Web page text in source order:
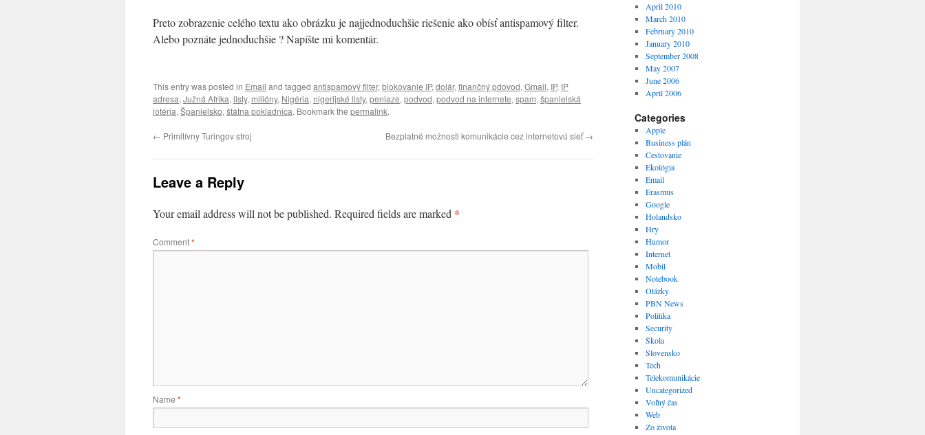
Preto zobrazenie celého textu ako obrázku je najjednoduchšie riešenie ako obísť antispamový filter.
Alebo poznáte jednoduchšie ? Napíšte mi komentár.
This entry was posted in Email and tagged antispamový filter, blokovanie IP, dolár, finančný pdovod, Gmail, IP, IP
adresa, Južná Afrika, listy, milióny, Nigéria, nigerijské listy, peniaze, podvod, podvod na internete, spam, španielská
lotéria, Španielsko, štátna pokladnica. Bookmark the permalink.
← Primitívny Turingov stroj Bezplatné možnosti komunikácie cez internetovú sieť→
Leave a Reply
Your email address will not be published. Required fields are marked *
Comment*
Name *
April 2010
March 2010
February 2010
January 2010
September 2008
May 2007
June 2006
April 2006
Categories
Apple
Business plán
Cestovanie
Ekológia
Email
Erasmus
Google
Holandsko
Hry
Humor
Internet
Mobil
Notebook
Otázky
PBN News
Politika
Security
Škola
Slovensko
Tech
Telekomunikácie
Uncategorized
Voľný čas
Web
Zo života